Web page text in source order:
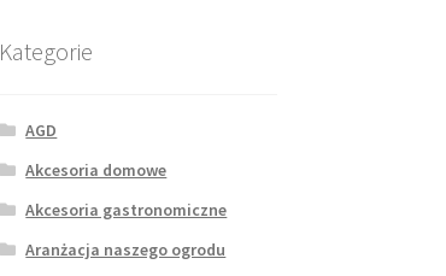
Kategorie
AGD
Akcesoria domowe
Akcesoria gastronomiczne
Aranżacja naszego ogrodu